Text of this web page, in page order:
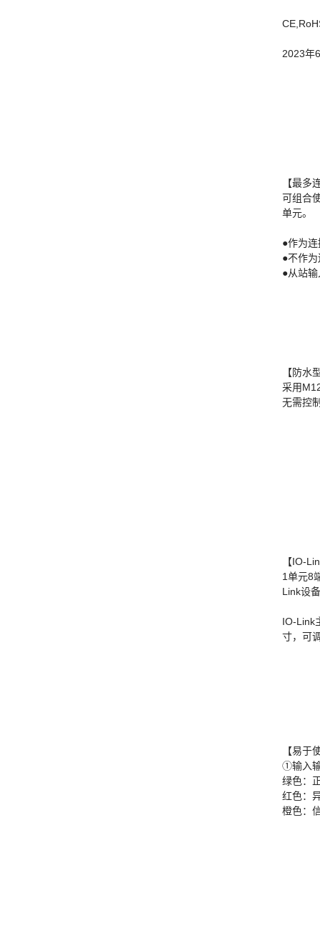
2023年
【最多
可组合
单元。
●作为
●不作
●从站
【防水
采用
无需控
【IO-
1单元8
Link设
IO-Link
寸，可
【易于
①输入
绿色：
红色：
橙色：